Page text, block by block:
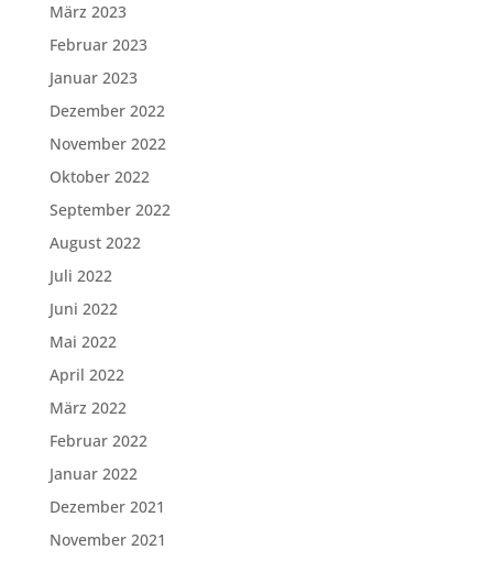
März 2023
Februar 2023
Januar 2023
Dezember 2022
November 2022
Oktober 2022
September 2022
August 2022
Juli 2022
Juni 2022
Mai 2022
April 2022
März 2022
Februar 2022
Januar 2022
Dezember 2021
November 2021